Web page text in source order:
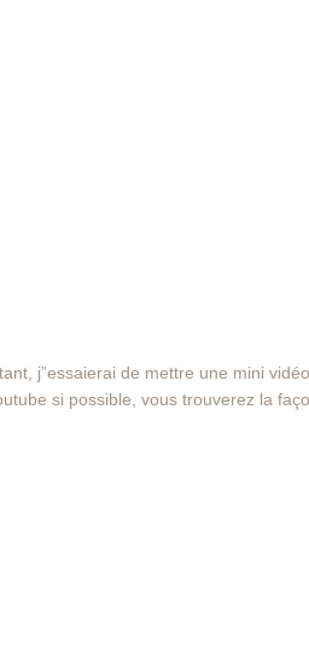
j”essaierai de mettre une mini
si possible, vous trouverez la